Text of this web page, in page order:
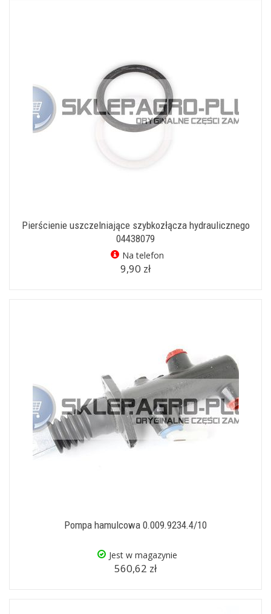
Pierścienie uszczelniające szybkozłącza hydraulicznego
04438079
Na telefon
9,90 zł
Pompa hamulcowa 0.009.9234.4/10
Jest w magazynie
560,62 zł